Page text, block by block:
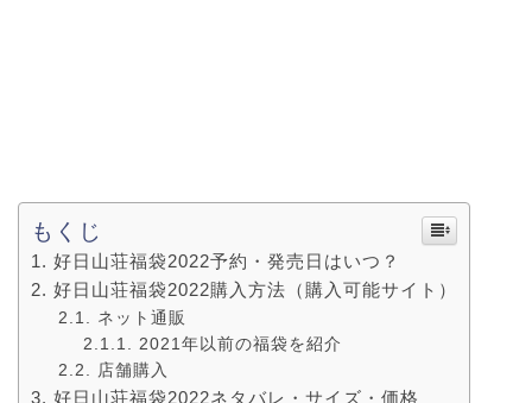
もくじ
好日山荘福袋2022予約・発売日はいつ？
好日山荘福袋2022購入方法（購入可能サイト）
ネット通販
2021年以前の福袋を紹介
店舗購入
好日山荘福袋2022ネタバレ・サイズ・価格